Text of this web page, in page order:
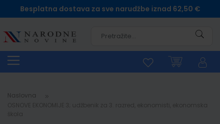
Besplatna dostava za sve narudžbe iznad 62,50 €
Naslovna